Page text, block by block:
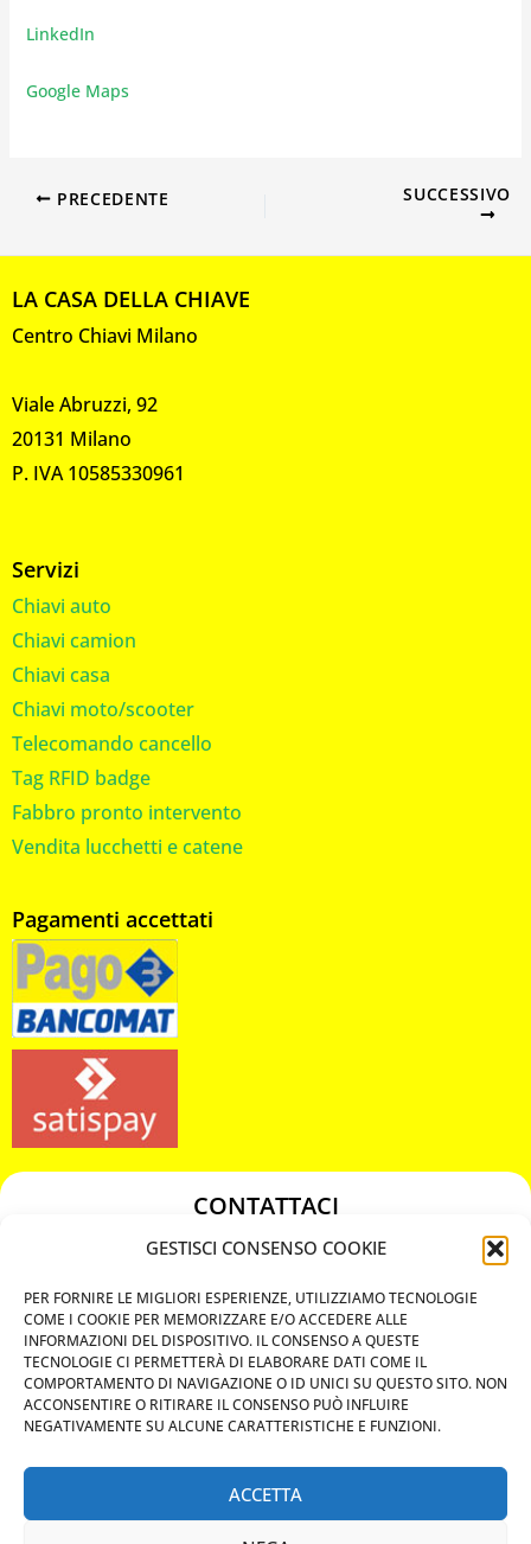
GESTISCI CONSENSO COOKIE
PER FORNIRE LE MIGLIORI ESPERIENZE, UTILIZZIAMO TECNOLOGIE
COME I COOKIE PER MEMORIZZARE E/O ACCEDERE ALLE
INFORMAZIONI DEL DISPOSITIVO. IL CONSENSO A QUESTE
TECNOLOGIE CI PERMETTERÀ DI ELABORARE DATI COME IL
COMPORTAMENTO DI NAVIGAZIONE O ID UNICI SU QUESTO SITO. NON
ACCONSENTIRE O RITIRARE IL CONSENSO PUÒ INFLUIRE
NEGATIVAMENTE SU ALCUNE CARATTERISTICHE E FUNZIONI.
ACCETTA
LinkedIn
Google Maps
PRECEDENTE SUCCESSIVO
LA CASA DELLA CHIAVE
Centro Chiavi Milano
Viale Abruzzi, 92
20131 Milano
P. IVA 10585330961
Servizi
Chiavi auto
Chiavi camion
Chiavi casa
Chiavi moto/scooter
Telecomando cancello
Tag RFID badge
Fabbro pronto intervento
Vendita lucchetti e catene
Pagamenti accettati
CONTATTACI
349 3863811
chiavicodificate@gmail.com
Privacy Policy
Cookie Policy
MAPS